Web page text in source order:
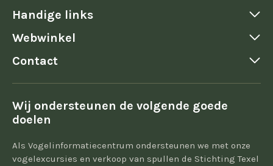
Handige links
Webwinkel
Contact
Wij ondersteunen de volgende goede
doelen
Als Vogelinformatiecentrum ondersteunen we met onze
vogelexcursies en verkoop van spullen de Stichting Texel